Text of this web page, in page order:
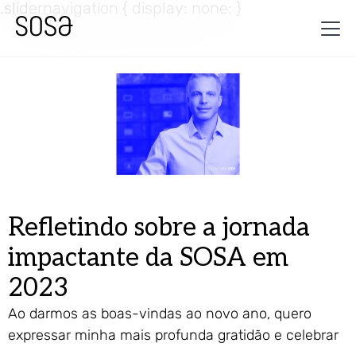
.slidernavigation { display: none; }
Refletindo sobre a jornada
impactante da SOSA em
2023
Ao darmos as boas-vindas ao novo ano, quero
expressar minha mais profunda gratidão e celebrar